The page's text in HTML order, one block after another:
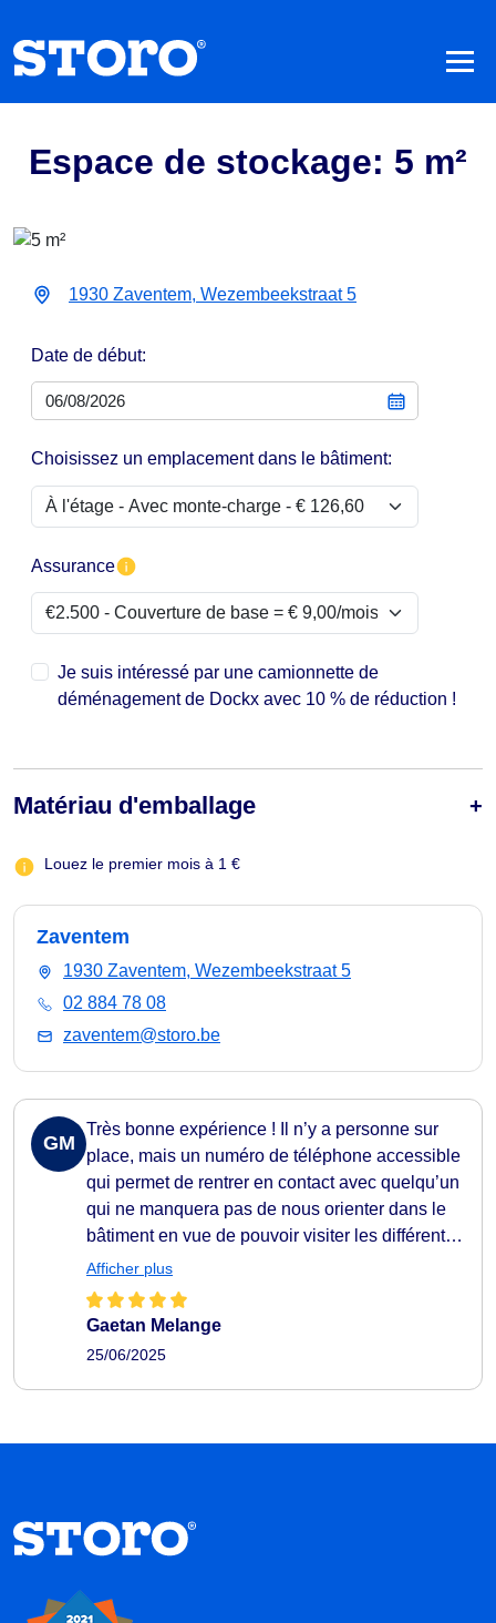
Espace de stockage: 5 m²
1930 Zaventem, Wezembeekstraat 5
Date de début:
Choisissez un emplacement dans le bâtiment:
Assurance
Je suis intéressé par une camionnette de
déménagement de Dockx avec 10 % de réduction !
Matériau d'emballage
Louez le premier mois à 1 €
Zaventem
1930 Zaventem, Wezembeekstraat 5
02 884 78 08
zaventem@storo.be
GM
Très bonne expérience ! Il n’y a personne sur
place, mais un numéro de téléphone accessible
qui permet de rentrer en contact avec quelqu’un
qui ne manquera pas de nous orienter dans le
bâtiment en vue de pouvoir visiter les différents
box. Ce qui m’a permis de choisir la taille
idéale, et de faire la réservation via le site
Internet. On a accès à la porte d’entrée et à
l’ouvrir ou à son inventaire mais nous avons
Provisoire à notre box. Via l’application il est
de finition, mais je vois l’avancement de jour en
jour. En ce qui concerne les box à proprement
société de boxe, les mêmes taille, les mêmes
Afficher plus
Gaetan Melange
25/06/2025